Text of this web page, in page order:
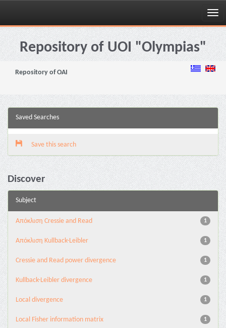
Skip
navigationRepository of UOI "Olympias"
Repository of OAI
Saved Searches
Save this search
Discover
Subject
1
Aπόκλιση Cressie and Read
1
Aπόκλιση Kullback-Leibler
1
Cressie and Read power divergence
1
Kullback-Leibler divergence
1
Local divergence
1
Local Fisher information matrix